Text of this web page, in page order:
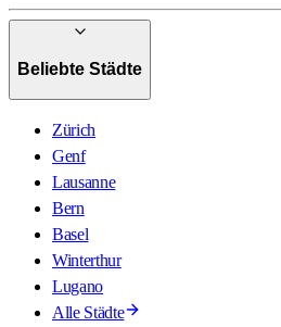
Beliebte Städte
Zürich
Genf
Lausanne
Bern
Basel
Winterthur
Lugano
Alle Städte